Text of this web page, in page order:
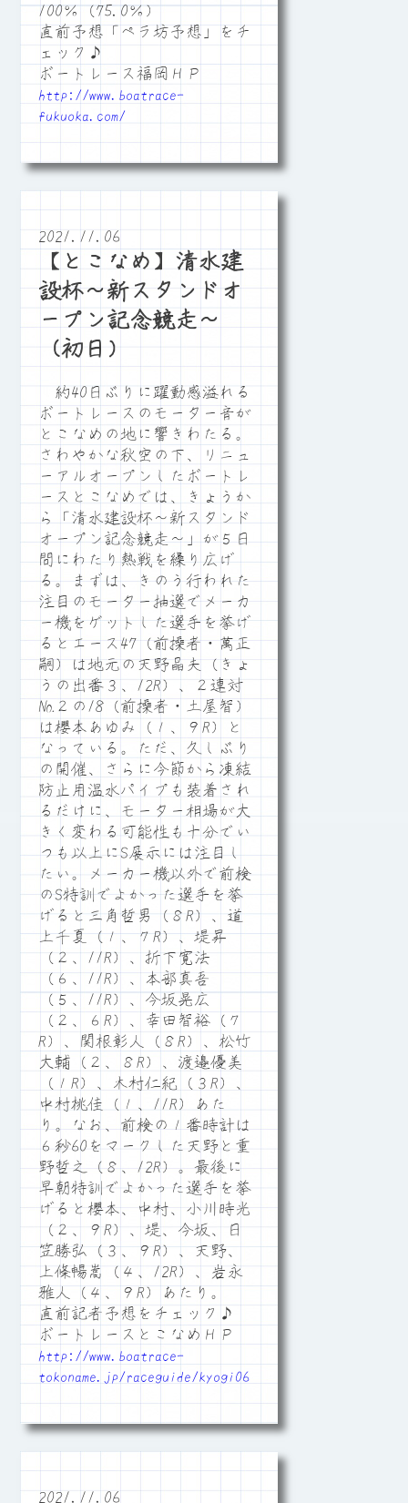
100％（75.0％）
直前予想「ペラ坊予想」をチ
ェック♪
ボートレース福岡ＨＰ
http://www.boatrace-
fukuoka.com/
2021.11.06
【とこなめ】清水建
設杯～新スタンドオ
ープン記念競走～
（初日）
約40日ぶりに躍動感溢れる
ボートレースのモーター音が
とこなめの地に響きわたる。
さわやかな秋空の下、リニュ
ーアルオープンしたボートレ
ースとこなめでは、きょうか
ら「清水建設杯～新スタンド
オープン記念競走～」が５日
間にわたり熱戦を繰り広げ
る。まずは、きのう行われた
注目のモーター抽選でメーカ
ー機をゲットした選手を挙げ
るとエース47（前操者・萬正
嗣）は地元の天野晶夫（きょ
うの出番３、12R）、２連対
№２の18（前操者・土屋智）
は櫻本あゆみ（１、９R）と
なっている。ただ、久しぶり
の開催、さらに今節から凍結
防止用温水パイプも装着され
るだけに、モーター相場が大
きく変わる可能性も十分でい
つも以上にS展示には注目し
たい。メーカー機以外で前検
のS特訓でよかった選手を挙
げると三角哲男（８R）、道
上千夏（１、７R）、堤昇
（２、11R）、折下寛法
（６、11R）、本部真吾
（５、11R）、今坂晃広
（２、６R）、幸田智裕（７
R）、関根彰人（８R）、松竹
大輔（２、８R）、渡邉優美
（１R）、木村仁紀（３R）、
中村桃佳（１、11R）あた
り。なお、前検の１番時計は
６秒60をマークした天野と重
野哲之（８、12R）。最後に
早朝特訓でよかった選手を挙
げると櫻本、中村、小川時光
（２、９R）、堤、今坂、日
笠勝弘（３、９R）、天野、
上條暢嵩（４、12R）、岩永
雅人（４、９R）あたり。
直前記者予想をチェック♪
ボートレースとこなめＨＰ
http://www.boatrace-
tokoname.jp/raceguide/kyogi06
2021.11.06